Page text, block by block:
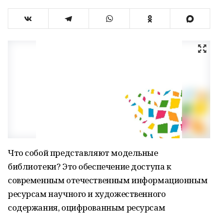
Что собой представляют модельные
библиотеки? Это обеспечение доступа к
современным отечественным информационным
ресурсам научного и художественного
содержания, оцифрованным ресурсам